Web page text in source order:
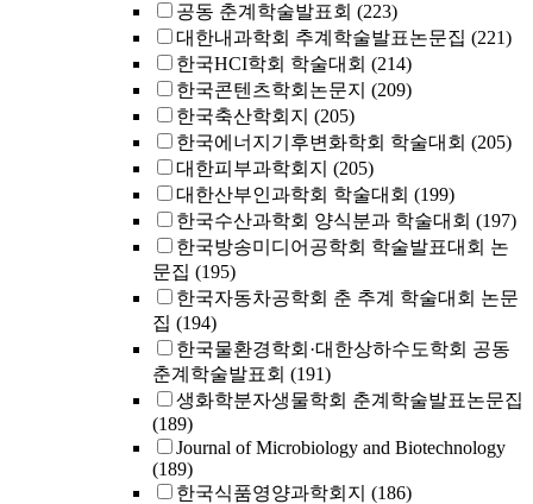
공동 춘계학술발표회 (223)
대한내과학회 추계학술발표논문집 (221)
한국HCI학회 학술대회 (214)
한국콘텐츠학회논문지 (209)
한국축산학회지 (205)
한국에너지기후변화학회 학술대회 (205)
대한피부과학회지 (205)
대한산부인과학회 학술대회 (199)
한국수산과학회 양식분과 학술대회 (197)
한국방송미디어공학회 학술발표대회 논
문집 (195)
한국자동차공학회 춘 추계 학술대회 논문
집 (194)
한국물환경학회·대한상하수도학회 공동
춘계학술발표회 (191)
생화학분자생물학회 춘계학술발표논문집
(189)
Journal of Microbiology and Biotechnology
(189)
한국식품영양과학회지 (186)